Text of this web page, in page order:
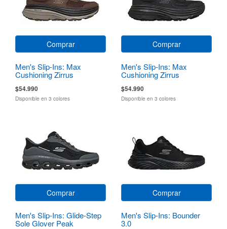
Comprar
Men's Slip-Ins: Max
Cushioning Zirrus
Zirrostratus
$54.990
Disponible en 3 colores
Comprar
Men's Slip-Ins: Max
Cushioning Zirrus
Zirrostratus
$54.990
Disponible en 3 colores
Comprar
Men's Slip-Ins: Glide-Step
Sole Glover Peak
Comprar
Men's Slip-Ins: Bounder
3.0